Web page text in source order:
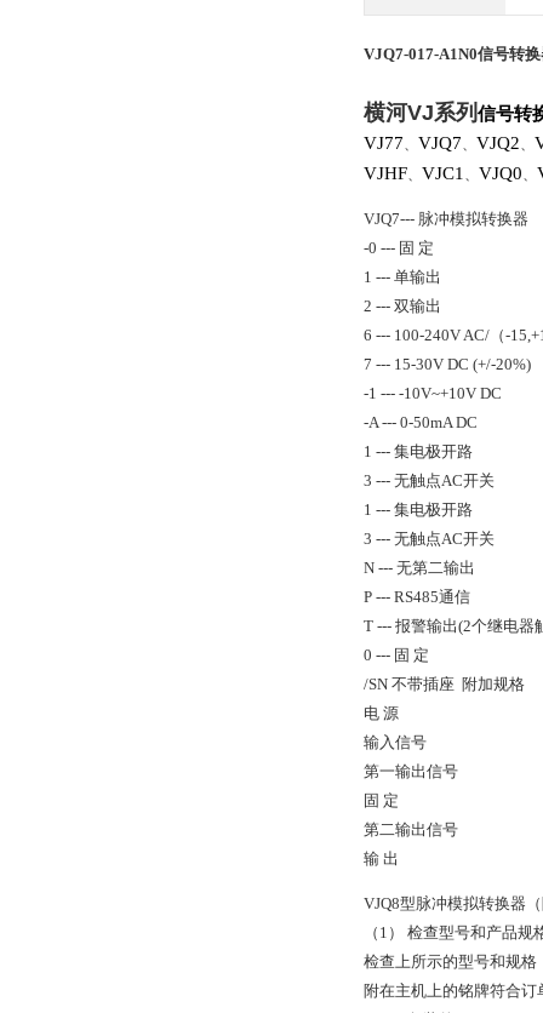
VJQ7-017-A1N0信号转
横河VJ系列 信号转
VJ77、 VJQ7、 VJQ2、
VJHF、 VJC1 、 VJQ0、
VJQ7--- 脉冲模拟转换器
-0 --- 固 定
1 --- 单输出
2 --- 双输出
6 --- 100-240V AC/（-
7 --- 15-30V DC (+/-20%)
-1 --- -10V~+10V DC
-A --- 0-50mA DC
1 --- 集电极开路
3 --- 无触点AC开关
1 --- 集电极开路
3 --- 无触点AC开关
N --- 无第二输出
P --- RS485通信
T --- 报警输出(2个继电器
0 --- 固 定
/SN 不带插座 附加规格
电 源
输入信号
第一输出信号
固 定
第二输出信号
输 出
VJQ8型脉冲模拟转换器
（1） 检查型号和产品规
检查上所示的型号和规格
附在主机上的铭牌符合订